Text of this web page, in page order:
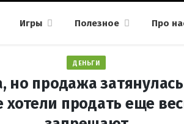
Игры Полезное Про
ДЕНЬГИ
продажа
хотели продать еще